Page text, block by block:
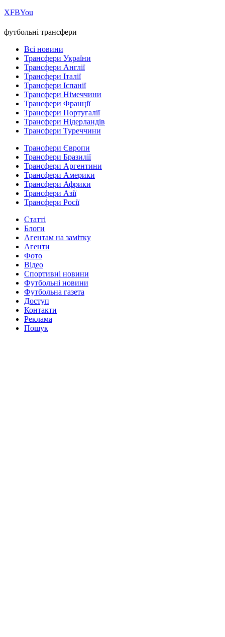
ХFBYou
футбольні трансфери
Всі новини
Трансфери України
Трансфери Англії
Трансфери Італії
Трансфери Іспанії
Трансфери Німеччини
Трансфери Франції
Трансфери Португалії
Трансфери Нідерландів
Трансфери Туреччини
Трансфери Європи
Трансфери Бразилії
Трансфери Аргентини
Трансфери Америки
Трансфери Африки
Трансфери Азії
Трансфери Росії
Статті
Блоги
Агентам на замітку
Агенти
Фото
Відео
Спортивні новини
Футбольні новини
Футбольна газета
Доступ
Контакти
Реклама
Пошук